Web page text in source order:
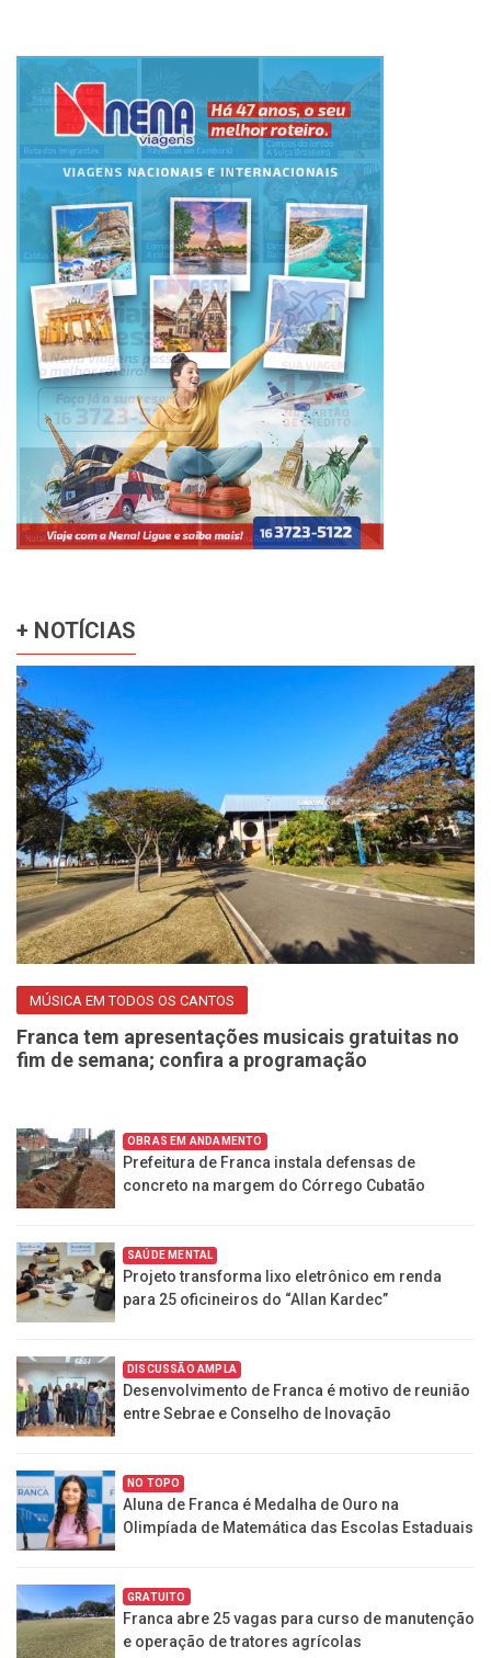
+ NOTÍCIAS
MÚSICA EM TODOS OS CANTOS
Franca tem apresentações musicais gratuitas no
fim de semana; confira a programação
OBRAS EM ANDAMENTO
Prefeitura de Franca instala defensas de
concreto na margem do Córrego Cubatão
SAÚDE MENTAL
Projeto transforma lixo eletrônico em renda
para 25 oficineiros do “Allan Kardec”
DISCUSSÃO AMPLA
Desenvolvimento de Franca é motivo de reunião
entre Sebrae e Conselho de Inovação
NO TOPO
Aluna de Franca é Medalha de Ouro na
Olimpíada de Matemática das Escolas Estaduais
GRATUITO
Franca abre 25 vagas para curso de manutenção
e operação de tratores agrícolas